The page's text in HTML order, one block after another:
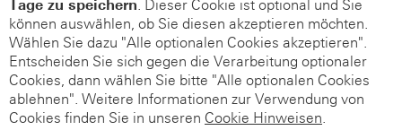
Tage zu speichern. Dieser Cookie ist optional und Sie
können auswählen, ob Sie diesen akzeptieren möchten.
Wählen Sie dazu "Alle optionalen Cookies akzeptieren".
Entscheiden Sie sich gegen die Verarbeitung optionaler
Cookies, dann wählen Sie bitte "Alle optionalen Cookies
ablehnen". Weitere Informationen zur Verwendung von
Cookies finden Sie in unseren Cookie Hinweisen.